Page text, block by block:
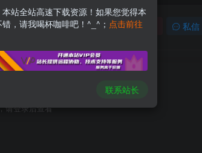
关注 私信
破解版
请登录后查看
全站高速下载资源！如果您觉得本
，请我喝杯咖啡吧！^_^； 点击前往
联系站长